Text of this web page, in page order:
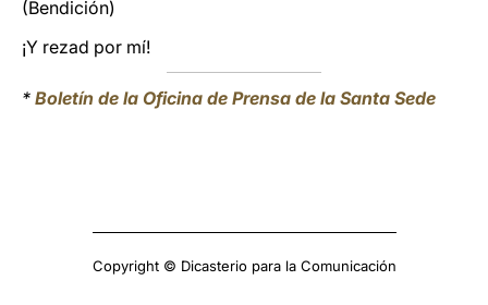
(Bendición)
¡Y rezad por mí!
* Boletín de la Oficina de Prensa de la Santa Sede
Copyright © Dicasterio para la Comunicación